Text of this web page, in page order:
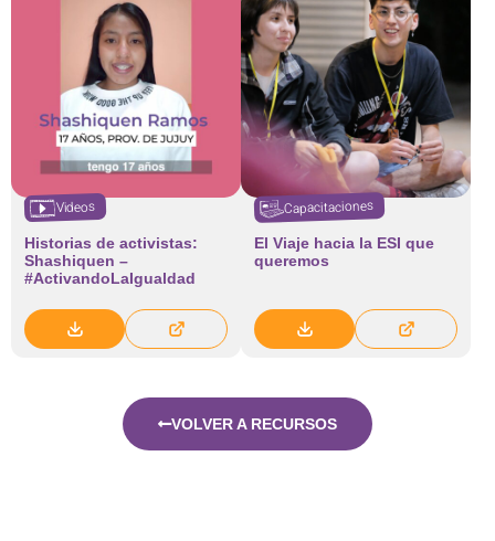
Videos
Historias de activistas:
Shashiquen –
#ActivandoLaIgualdad
Capacitaciones
El Viaje hacia la ESI que
queremos
VOLVER A RECURSOS